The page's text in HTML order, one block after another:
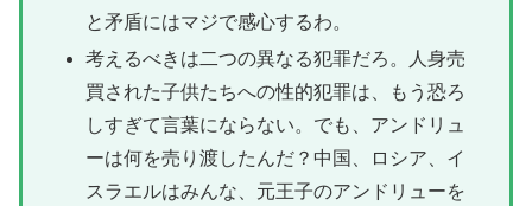
と矛盾にはマジで感心するわ。
考えるべきは二つの異なる犯罪だろ。人身売
買された子供たちへの性的犯罪は、もう恐ろ
しすぎて言葉にならない。でも、アンドリュ
ーは何を売り渡したんだ？中国、ロシア、イ
スラエルはみんな、元王子のアンドリューを